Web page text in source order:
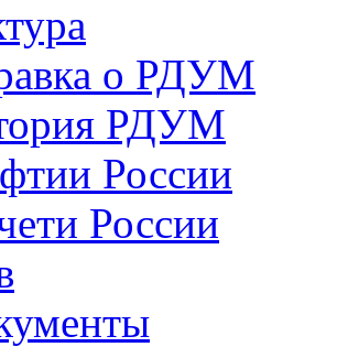
о РДУМ
РДУМ
России
России